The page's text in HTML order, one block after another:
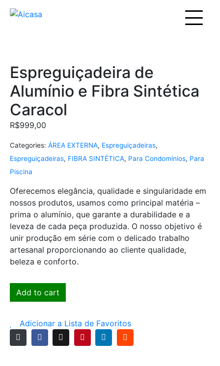
Espreguiçadeira de
Alumínio e Fibra Sintética
Caracol
R$999,00
Categories: ÁREA EXTERNA, Espreguiçadeiras,
Espreguiçadeiras, FIBRA SINTÉTICA, Para Condomínios, Para
Piscina
Oferecemos elegância, qualidade e singularidade em
nossos produtos, usamos como principal matéria –
prima o alumínio, que garante a durabilidade e a
leveza de cada peça produzida. O nosso objetivo é
unir produção em série com o delicado trabalho
artesanal proporcionando ao cliente qualidade,
beleza e conforto.
Add to cart
Adicionar a Lista de Favoritos